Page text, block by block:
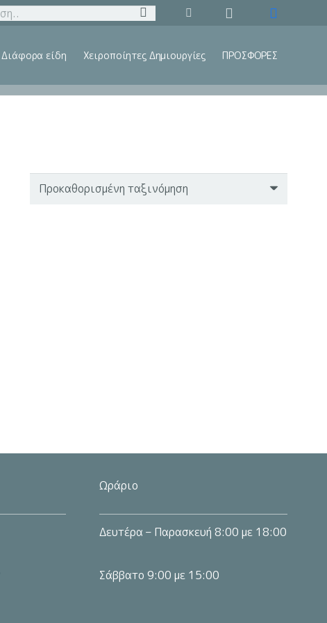
Διάφορα είδη Χειροποίητες Δημιουργίες ΠΡΟΣΦΟΡΕΣ
Ωράριο
Δευτέρα – Παρασκευή 8:00 με 18:00
Σάββατο 9:00 με 15:00